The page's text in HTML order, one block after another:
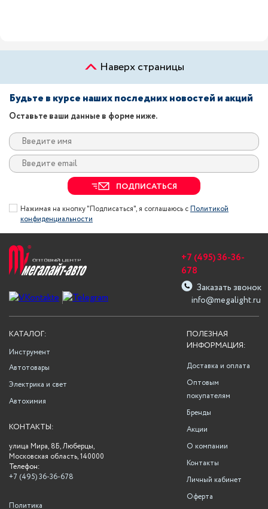
Наверх страницы
Будьте в курсе наших последних новостей и акций
Оставьте ваши данные в форме ниже.
ПОДПИСАТЬСЯ
Нажимая на кнопку "Подписаться", я соглашаюсь сПолитикой
конфиденциальности
info@megalight.ru
+7 (495) 36-36-
678
Заказать звонок
ПОЛЕЗНАЯ
ИНФОРМАЦИЯ:
Доставка и оплата
Оптовым
покупателям
Бренды
Акции
О компании
Контакты
Личный кабинет
Оферта
КАТАЛОГ:
Инструмент
Автотовары
Электрика и свет
Автохимия
КОНТАКТЫ:
улица Мира, 8Б, Люберцы,
Московская область, 140000
Телефон:
+7 (495) 36-36-678
Политика